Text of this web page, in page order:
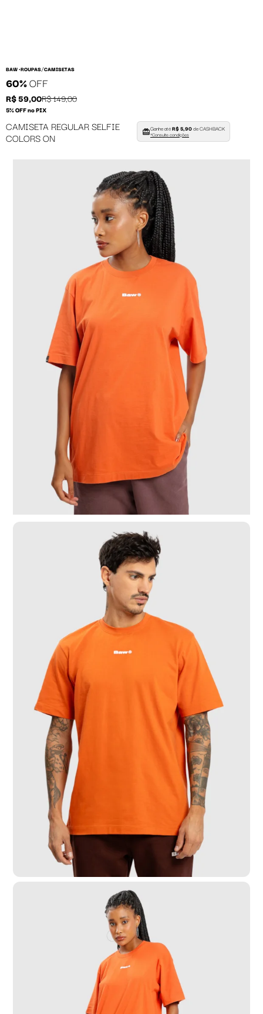
BAW •ROUPAS/CAMISETAS
60%OFF
R$ 59,00R$ 149,00
5% OFF no PIX
CAMISETA REGULAR SELFIE
COLORS ON
Ganhe atéR$ 5,90de CASHBACK
*Consulte condições